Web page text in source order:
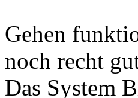
Gehen
noch recht
Das System